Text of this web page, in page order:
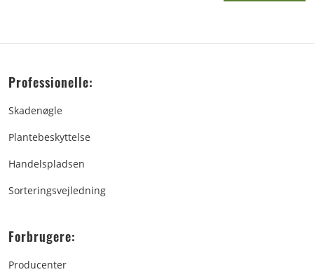
Professionelle:
Skadenøgle
Plantebeskyttelse
Handelspladsen
Sorteringsvejledning
Forbrugere:
Producenter